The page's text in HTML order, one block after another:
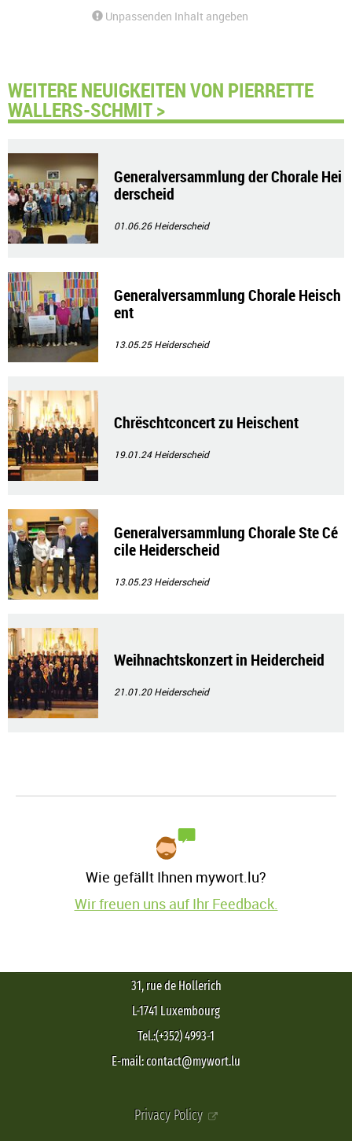
Unpassenden Inhalt angeben
WEITERE NEUIGKEITEN VON PIERRETTE
WALLERS-SCHMIT >
Generalversammlung der Chorale Hei
derscheid
01.06.26Heiderscheid
Generalversammlung Chorale Heisch
ent
13.05.25Heiderscheid
Chrëschtconcert zu Heischent
19.01.24Heiderscheid
Generalversammlung Chorale Ste Cé
cile Heiderscheid
13.05.23Heiderscheid
Weihnachtskonzert in Heidercheid
21.01.20Heiderscheid
Wie gefällt Ihnen mywort.lu?
Wir freuen uns auf Ihr Feedback.
31, rue de Hollerich
L-1741 Luxembourg
Tel.:(+352) 4993-1
E-mail: contact@mywort.lu
Privacy Policy